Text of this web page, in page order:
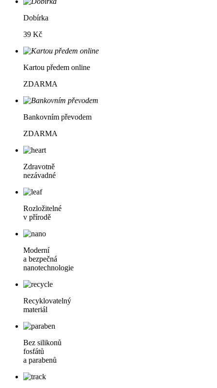
Dobírka
39 Kč
Kartou předem online
ZDARMA
Bankovním převodem
ZDARMA
Zdravotně
nezávadné
Rozložitelné
v přírodě
Moderní
a bezpečná
nanotechnologie
Recyklovatelný
materiál
Bez silikonů
fosfátů
a parabenů